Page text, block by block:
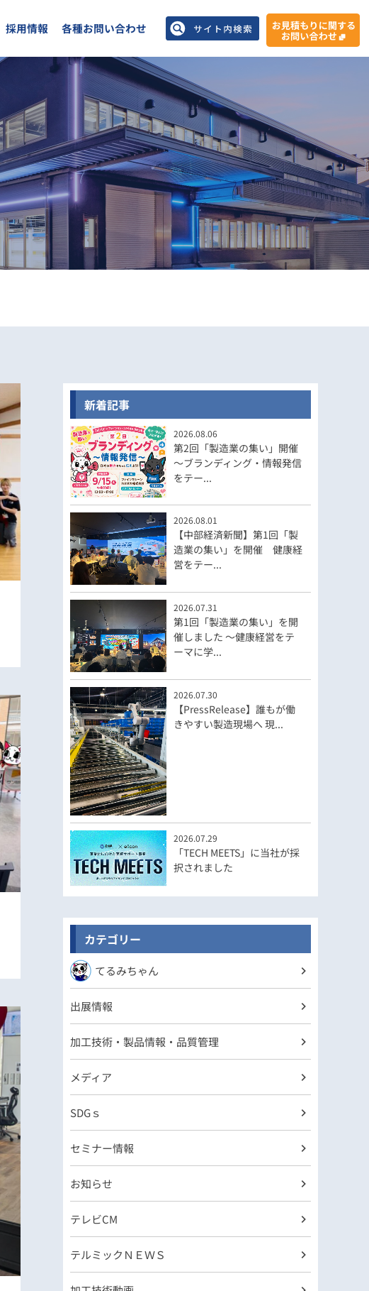
採用情報 各種お問い合わせ
新着記事
2026.08.06
第2回「製造業の集い」開催
～ブランディング・情報発信
をテー...
2026.08.01
【中部経済新聞】第1回「製
造業の集い」を開催 健康経
営をテー...
2026.07.31
第1回「製造業の集い」を開
催しました ～健康経営をテ
ーマに学...
2026.07.30
【PressRelease】誰もが働
きやすい製造現場へ 現...
2026.07.29
「TECH MEETS」に当社が採
択されました
カテゴリー
てるみちゃん
出展情報
加工技術・製品情報・品質管理
メディア
SDGｓ
セミナー情報
お知らせ
テレビCM
テルミックＮＥＷＳ